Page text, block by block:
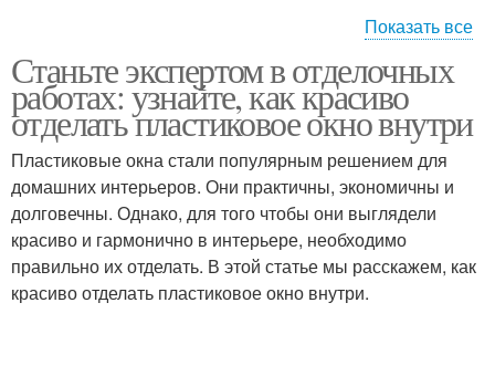
работам
отделочных работ
Дизайн для отделочных
работ
Отделочные работы
Показать все
Станьте экспертом в отделочных
работах: узнайте, как красиво
отделать пластиковое окно внутри
Пластиковые окна стали популярным решением для
домашних интерьеров. Они практичны, экономичны и
долговечны. Однако, для того чтобы они выглядели
красиво и гармонично в интерьере, необходимо
правильно их отделать. В этой статье мы расскажем, как
красиво отделать пластиковое окно внутри.